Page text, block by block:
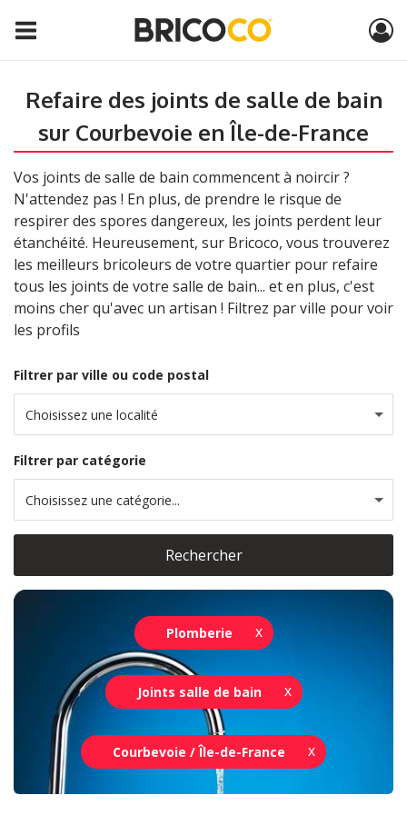
Plomberie
Joints salle de bain
Courbevoie / Île-de-France
Refaire des joints de salle de bain
sur Courbevoie en Île-de-France
Vos joints de salle de bain commencent à noircir ?
N'attendez pas ! En plus, de prendre le risque de
respirer des spores dangereux, les joints perdent leur
étanchéité. Heureusement, sur Bricoco, vous trouverez
les meilleurs bricoleurs de votre quartier pour refaire
tous les joints de votre salle de bain... et en plus, c'est
moins cher qu'avec un artisan ! Filtrez par ville pour voir
les profils
Filtrer par ville ou code postal
Choisissez une localité
Filtrer par catégorie
Choisissez une catégorie...
Rechercher